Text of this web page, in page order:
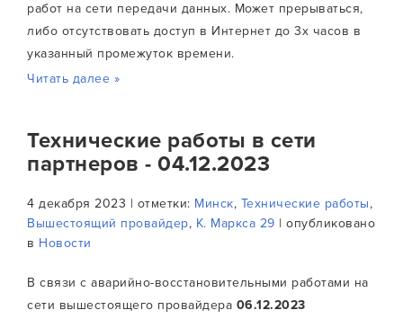
работ на сети передачи данных. Может прерываться,
либо отсутствовать доступ в Интернет до 3х часов в
указанный промежуток времени.
Читать далее »
Технические работы в сети
партнеров - 04.12.2023
4 декабря 2023 | отметки: Минск, Технические работы,
Вышестоящий провайдер, К. Маркса 29 | опубликовано
в Новости
В связи с аварийно-восстановительными работами на
сети вышестоящего провайдера 06.12.2023